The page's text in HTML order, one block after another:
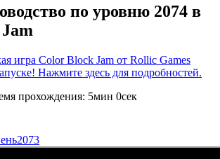
по уровню 2074 в
игра Color Block Jam от Rollic Games
Нажмите здесь для подробностей.
прохождения: 5мин 0сек
2073